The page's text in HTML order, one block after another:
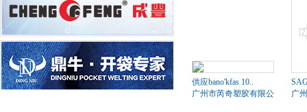
供应bano'kfas 10..
广州市芮奇塑胶有限公司
广